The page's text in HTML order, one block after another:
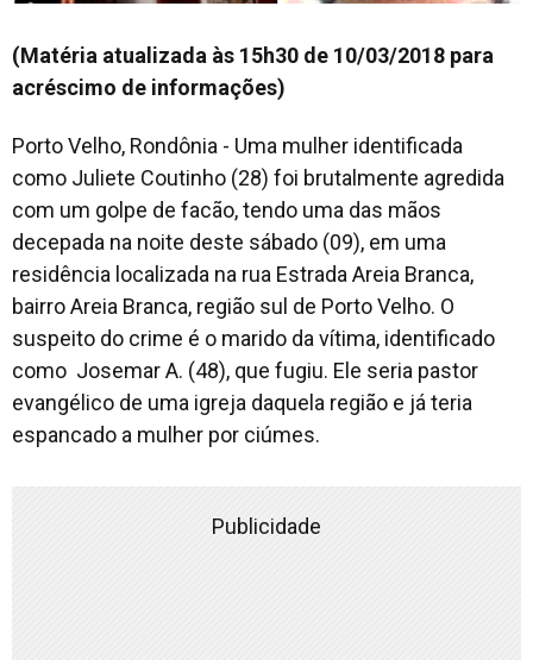
(Matéria atualizada às 15h30 de 10/03/2018 para
acréscimo de informações)
Porto Velho, Rondônia - Uma mulher identificada
como Juliete Coutinho (28) foi brutalmente agredida
com um golpe de facão, tendo uma das mãos
decepada na noite deste sábado (09), em uma
residência localizada na rua Estrada Areia Branca,
bairro Areia Branca, região sul de Porto Velho. O
suspeito do crime é o marido da vítima, identificado
como Josemar A. (48), que fugiu. Ele seria pastor
evangélico de uma igreja daquela região e já teria
espancado a mulher por ciúmes.
Publicidade